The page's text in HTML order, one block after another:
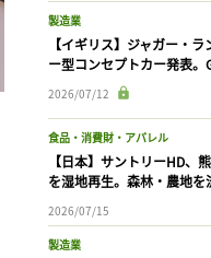
製造業
【イギリス】ジャガー・
ー型コンセプトカー発表。
2026/07/12
食品・消費財・アパレル
【日本】サントリーHD、
を湿地再生。森林・農地を
2026/07/15
製造業